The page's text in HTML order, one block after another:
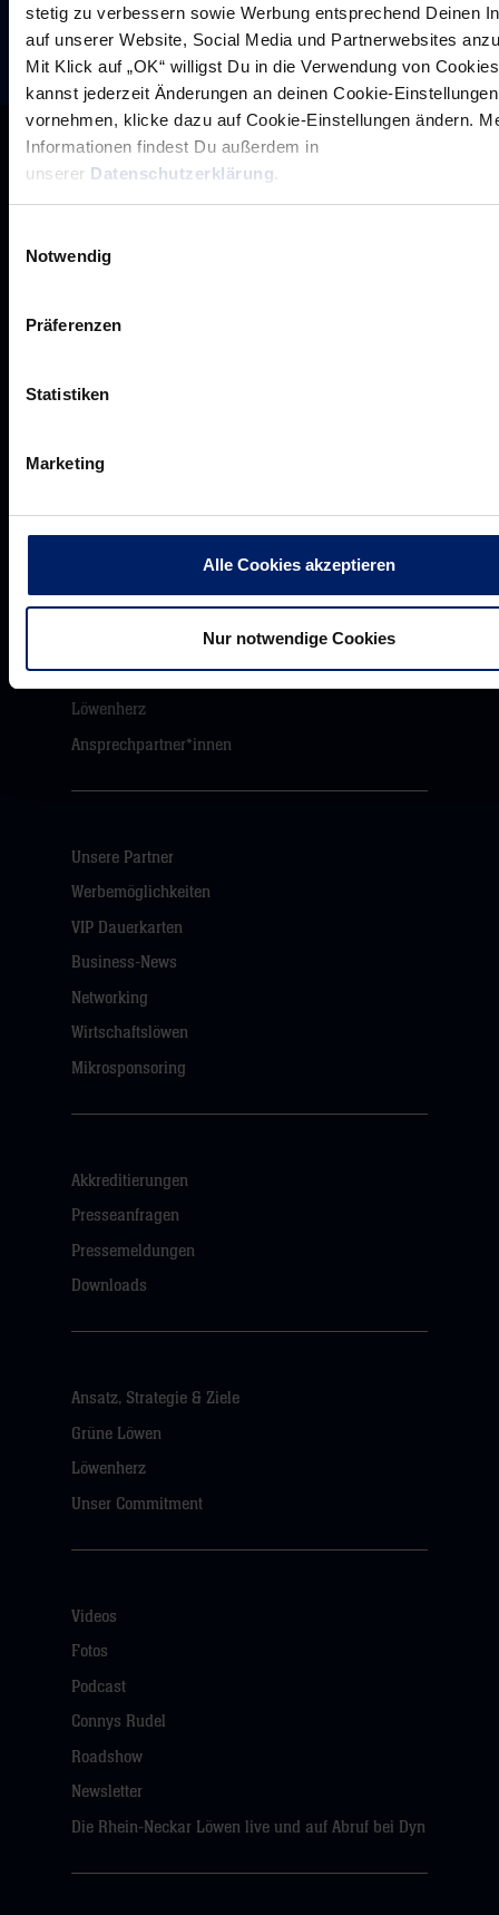
stetig zu verbessern sowie Werbung entsprechend Deinen
auf unserer Website, Social Media und Partnerwebsites
Mit Klick auf „OK“ willigst Du in die Verwendung von
kannst jederzeit Änderungen an deinen Cookie-Einstellungen
vornehmen, klicke dazu auf Cookie-Einstellungen ändern.
Informationen findest Du außerdem in
unserer Datenschutzerklärung.
Notwendig
Präferenzen
Statistiken
Marketing
Alle Cookies akzeptieren
Nur notwendige Cookies
Historie
Aufsichtsrat
Löwenherz
Ansprechpartner*innen
Unsere Partner
Werbemöglichkeiten
VIP Dauerkarten
Business-News
Networking
Wirtschaftslöwen
Mikrosponsoring
Akkreditierungen
Presseanfragen
Pressemeldungen
Downloads
Ansatz, Strategie & Ziele
Grüne Löwen
Löwenherz
Unser Commitment
Videos
Fotos
Podcast
Connys Rudel
Roadshow
Newsletter
Die Rhein-Neckar Löwen live und auf Abruf bei Dyn